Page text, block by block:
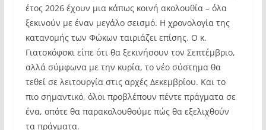
έτος 2026 έχουν μια κάπως κοινή ακολουθία – όλα
ξεκινούν με έναν μεγάλο σεισμό. Η χρονολογία της
κατανομής των Φώκων ταιριάζει επίσης. Ο κ.
Γιατσκόφσκι είπε ότι θα ξεκινήσουν τον Σεπτέμβριο,
αλλά σύμφωνα με την κυρία, το νέο σύστημα θα
τεθεί σε λειτουργία στις αρχές Δεκεμβρίου. Και το
πιο σημαντικό, όλοι προβλέπουν πέντε πράγματα σε
ένα, οπότε θα παρακολουθούμε πώς θα εξελιχθούν
τα πράγματα.